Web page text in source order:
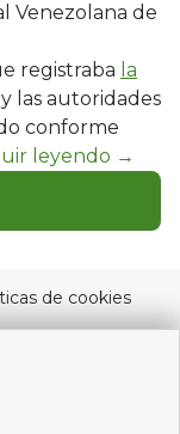
Venezolana de
registraba la
las autoridades
conforme
de cookies